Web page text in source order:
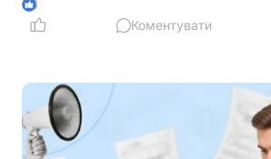
3
Коментувати